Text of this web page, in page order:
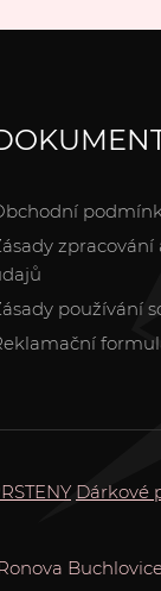
používání
Dárkové